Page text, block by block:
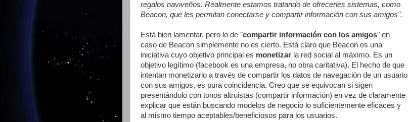
regalos naviveños. Realmente estamos tratando de ofrecerles sistemas, como
Beacon, que les permitan conectarse y compartir información con sus amigos".
Está bien lamentar, pero lo de "compartir información con los amigos" en
caso de Beacon simplemente no es cierto. Está claro que Beacon es una
iniciativa cuyo objetivo principal es monetizar la red social al máximo. Es un
objetivo legítimo (facebook es una empresa, no obra caritativa). El hecho de que
intentan monetizarlo a través de compartir los datos de navegación de un usuario
con sus amigos, es pura coincidencia. Creo que se equivocan si sigen
presentándolo con tonos altruistas (compartir información) en vez de claramente
explicar que están buscando modelos de negocio lo suficientemente eficaces y
al mismo tiempo aceptables/beneficiosos para los usuarios.